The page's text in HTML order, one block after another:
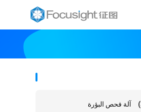
آلة فحص البؤرة